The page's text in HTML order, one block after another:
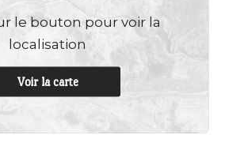
le bouton pour voir la
localisation
Voir la carte